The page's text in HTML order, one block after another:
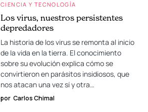
CIENCIA Y TECNOLOGÍA
Los virus, nuestros persistentes
depredadores
La historia de los virus se remonta al inicio
de la vida en la tierra. El conocimiento
sobre su evolución explica cómo se
convirtieron en parásitos insidiosos, que
nos atacan una vez sí y otra…
por Carlos Chimal